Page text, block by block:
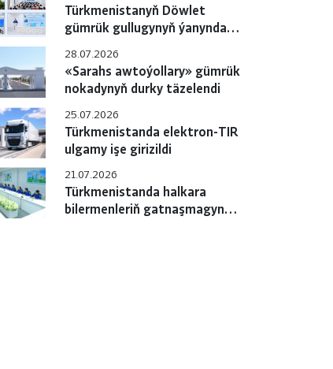
ara alyp maslahatlaşdylar
Türkmenistanyň Döwlet
gümrük gullugynyň ýanyndaky
okuw-maslahaty geçirildi
28.07.2026
«Sarahs awtoýollary» gümrük
nokadynyň durky täzelendi
25.07.2026
Türkmenistanda elektron-TIR
ulgamy işe girizildi
21.07.2026
Türkmenistanda halkara
bilermenleriň gatnaşmagynda